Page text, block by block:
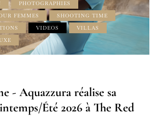
PHOTOGRAPHIES
FEMMES
SHOOTING TIME
VIDEOS
VILLAS
- Aquazzura réalise sa
Été 2026 à The Red